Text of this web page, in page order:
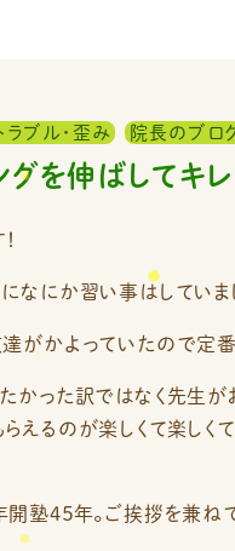
ラブル・歪み 院長のブロ
グを伸ばしてキ
なにか習い事はしていま
がかよっていたので定
かった訳ではなく先生
えるのが楽しくて楽しく
塾４５年。ご挨拶を兼ね